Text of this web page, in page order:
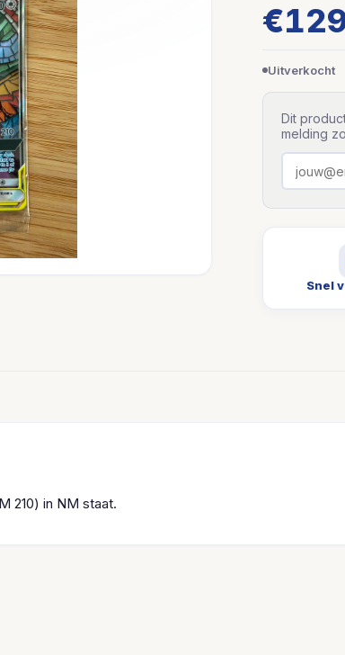
€
Uitverkocht
Dit
melding
Snel
210) in NM staat.